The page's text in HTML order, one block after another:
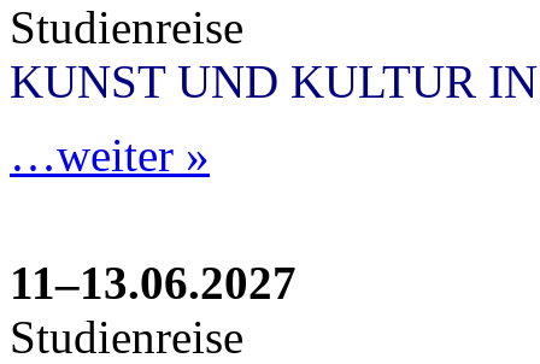
Studienreise
KUNST UND KULTUR
…weiter »
11–13.06.2027
Studienreise